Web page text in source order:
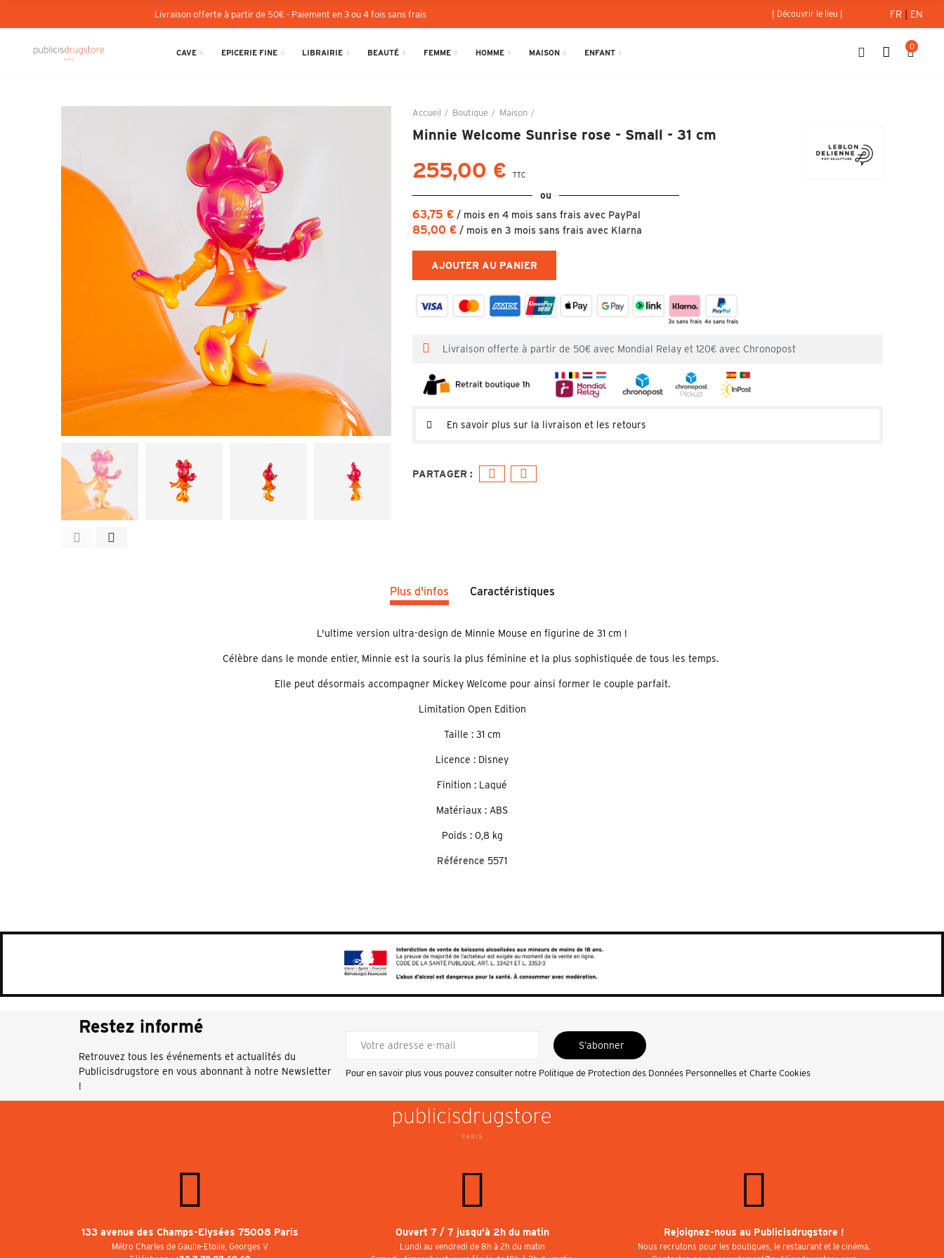
Livraison offerte à partir de 50€ - Paiement en 3 ou 4 fois sans frais | Découvrir le lieu | FR | EN
CAVE EPICERIE FINE LIBRAIRIE BEAUTÉ FEMME HOMME MAISON ENFANT
0
Accueil Boutique Maison
Minnie Welcome Sunrise rose - Small - 31 cm
255,00 € TTC
ou
63,75 € / mois en 4 mois sans frais avec PayPal
85,00 € / mois en 3 mois sans frais avec Klarna
AJOUTER AU PANIER
Livraison offerte à partir de 50€ avec Mondial Relay et 120€ avec Chronopost
En savoir plus sur la livraison et les retours
Plus d'infos Caractéristiques
L'ultime version ultra-design de Minnie Mouse en figurine de 31 cm !
Célèbre dans le monde entier, Minnie est la souris la plus féminine et la plus sophistiquée de tous les temps.
Elle peut désormais accompagner Mickey Welcome pour ainsi former le couple parfait.
Limitation Open Edition
Taille : 31 cm
Licence : Disney
Finition : Laqué
Matériaux : ABS
Poids : 0,8 kg
Référence 5571
Restez informé
Retrouvez tous les événements et actualités du
Publicisdrugstore en vous abonnant à notre Newsletter
!
S’abonner
Pour en savoir plus vous pouvez consulter notre Politique de Protection des Données Personnelles et Charte Cookies
133 avenue des Champs-Elysées 75008 Paris
Métro Charles de Gaulle-Etoile, Georges V
Ouvert 7 / 7 jusqu'à 2h du matin
Lundi au vendredi de 8h à 2h du matin
Rejoignez-nous au Publicisdrugstore !
Nous recrutons pour les boutiques, le restaurant et le cinéma.